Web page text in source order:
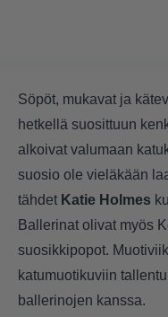
Söpöt, mukavat ja
hetkellä suosittuun
alkoivat valumaan
suosio ole vieläkään
tähdet Katie Holmes
Ballerinat olivat myös
suosikkipopot.
katumuotikuviin
ballerinojen kanssa.